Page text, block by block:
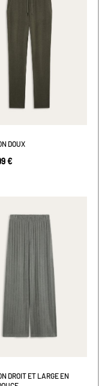
DOUX
€
DROIT ET LARGE EN